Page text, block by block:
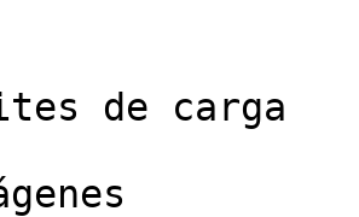
de carga